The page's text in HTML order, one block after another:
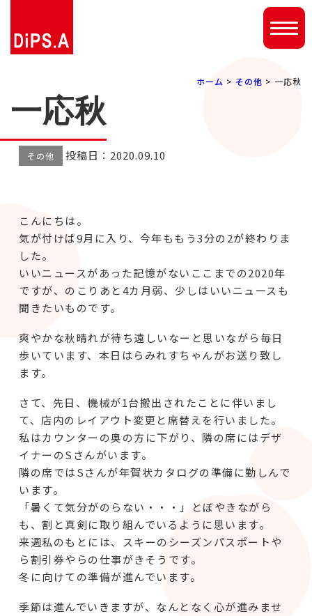
ホーム > その他 > 一応秋
一応秋
その他 投稿日：2020.09.10
こんにちは。
気が付けば9月に入り、今年ももう3分の2が終わりま
した。
いいニュースがあった記憶がないここまでの2020年
ですが、のこりあと4カ月弱、少しはいいニュースも
聞きたいものです。
爽やかな秋晴れが待ち遠しいなーと思いながら毎日
歩いています、本日はらみれすちゃんがお送り致し
ます。
さて、先日、機械が1台搬出されたことに伴いまし
て、店内のレイアウト変更と席替えを行いました。
私はカウンターの奥の方に下がり、隣の席にはデザ
イナーのSさんがいます。
隣の席ではSさんが年賀状カタログの準備に勤しんで
います。
「暑くて気分がのらない・・・」とぼやきながら
も、割と真剣に取り組んでいるように思います。
来週私のもとには、スキーのシーズンパスポートや
ら割引券やらの仕事がきそうです。
冬に向けての準備が進んでいます。
季節は進んでいきますが、なんとなく心が進みませ